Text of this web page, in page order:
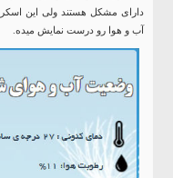
دارای مشکل هستند ولی این
آب و هوا رو درست نمایش میده.